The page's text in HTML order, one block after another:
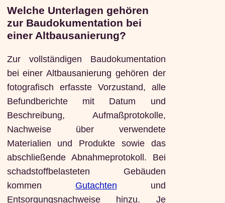
Welche Unterlagen gehören
zur Baudokumentation bei
einer Altbausanierung?
Zur vollständigen Baudokumentation
bei einer Altbausanierung gehören der
fotografisch erfasste Vorzustand, alle
Befundberichte mit Datum und
Beschreibung, Aufmaßprotokolle,
Nachweise über verwendete
Materialien und Produkte sowie das
abschließende Abnahmeprotokoll. Bei
schadstoffbelasteten Gebäuden
kommen Gutachten und
Entsorgungsnachweise hinzu. Je